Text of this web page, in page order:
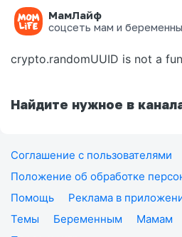
МамЛайф
соцсеть мам и
Ошибка на
crypto.randomUUID is not a
Найдите нужное в
Соглашение с пользователями
Положение об обработке
Помощь
Реклама в
Темы
Беременным Мамам